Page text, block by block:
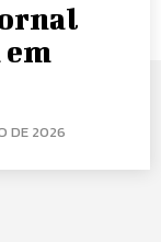
DE 2026